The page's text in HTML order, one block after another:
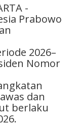
-
Prabowo
2026–
Nomor
dan
berlaku